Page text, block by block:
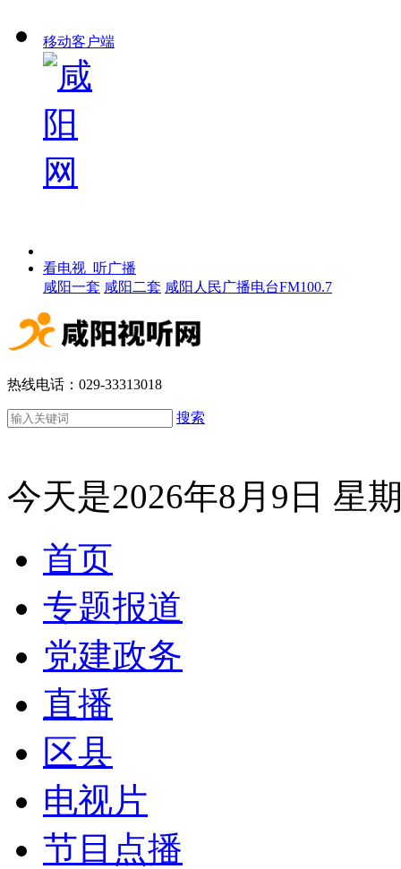
移动客户端
看电视 听广播
咸阳一套 咸阳二套 咸阳人民广播电台FM100.7
热线电话：029-33313018
搜索
今天是2026年8月9日 星
首页
专题报道
党建政务
直播
区县
电视片
节目点播